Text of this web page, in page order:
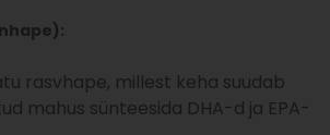
rasvhape, millest keha suudab
mahus sünteesida DHA-d ja EPA-